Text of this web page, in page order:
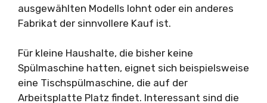
ausgewählten Modells lohnt oder ein anderes
Fabrikat der sinnvollere Kauf ist.
Für kleine Haushalte, die bisher keine
Spülmaschine hatten, eignet sich beispielsweise
eine Tischspülmaschine, die auf der
Arbeitsplatte Platz findet. Interessant sind die